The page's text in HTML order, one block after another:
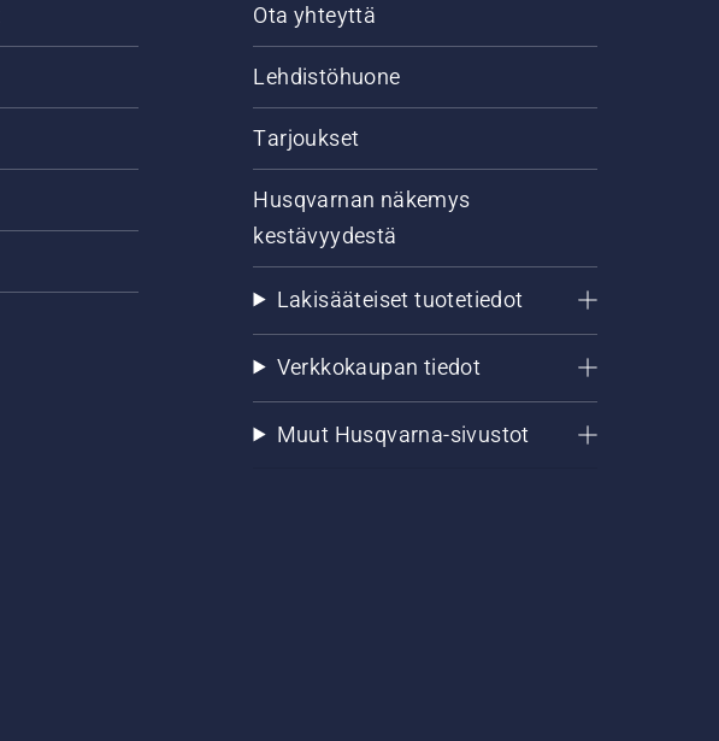
Ota yhteyttä
Lehdistöhuone
Tarjoukset
Husqvarnan näkemys
kestävyydestä
Lakisääteiset tuotetiedot
Verkkokaupan tiedot
Muut Husqvarna-sivustot